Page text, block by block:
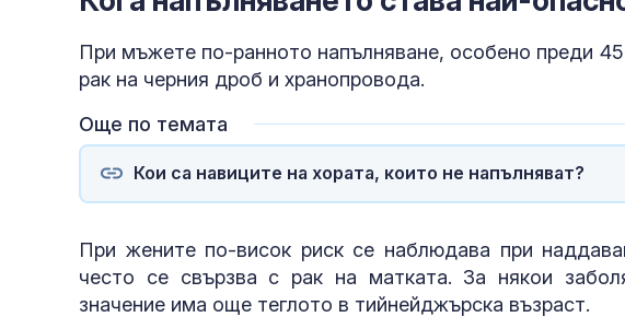
При мъжете по-ранното напълняване, особено преди
рак на черния дроб и хранопровода.
Още по темата
Кои са навиците на хората, които не напълняват?
При жените по-висок риск се наблюдава при
често се свързва с рак на матката. За някои
значение има още теглото в тийнейджърска възраст.